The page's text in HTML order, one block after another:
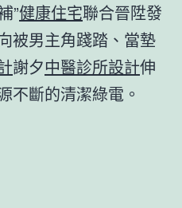
”健康住宅聯合晉陞發
被男主角踐踏、當墊
謝夕中醫診所設計伸
不斷的清潔綠電。